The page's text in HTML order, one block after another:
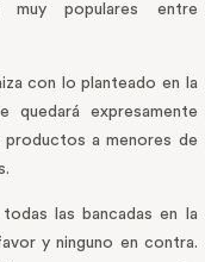
muy populares entre
con lo planteado en la
quedará expresamente
a menores de
las bancadas en la
y ninguno en contra.